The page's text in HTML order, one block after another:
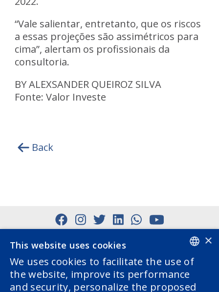
“Vale salientar, entretanto, que os riscos
a essas projeções são assimétricos para
cima”, alertam os profissionais da
consultoria.
BY ALEXSANDER QUEIROZ SILVA
Fonte: Valor Investe
Back
PORTUGUESE
ENGLISH
×
This website uses cookies
We uses cookies to facilitate the use of
the website, improve its performance
and security, personalize the proposed